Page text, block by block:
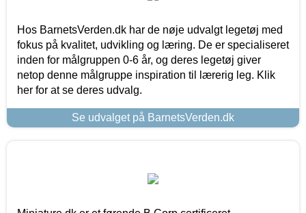
Hos BarnetsVerden.dk har de nøje udvalgt legetøj med
fokus på kvalitet, udvikling og læring. De er specialiseret
inden for målgruppen 0-6 år, og deres legetøj giver
netop denne målgruppe inspiration til lærerig leg. Klik
her for at se deres udvalg.
Se udvalget på BarnetsVerden.dk